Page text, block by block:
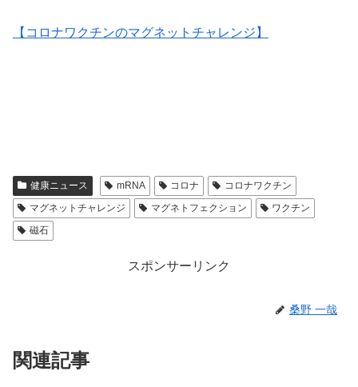
【コロナワクチンのマグネットチャレンジ】
健康ニュース mRNA コロナ
コロナワクチン
マグネットチャレンジ
マグネトフェクション
ワクチン
磁石
スポンサーリンク
桑野 一哉
関連記事